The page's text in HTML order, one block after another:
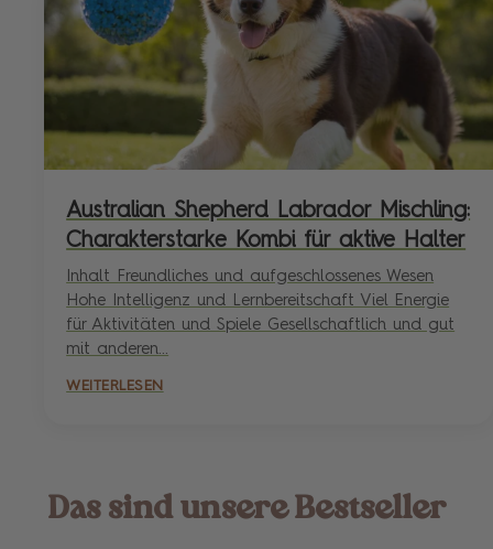
Australian Shepherd Labrador Mischling:
Charakterstarke Kombi für aktive Halter
Inhalt Freundliches und aufgeschlossenes Wesen
Hohe Intelligenz und Lernbereitschaft Viel Energie
für Aktivitäten und Spiele Gesellschaftlich und gut
mit anderen...
WEITERLESEN
Das sind unsere Bestseller